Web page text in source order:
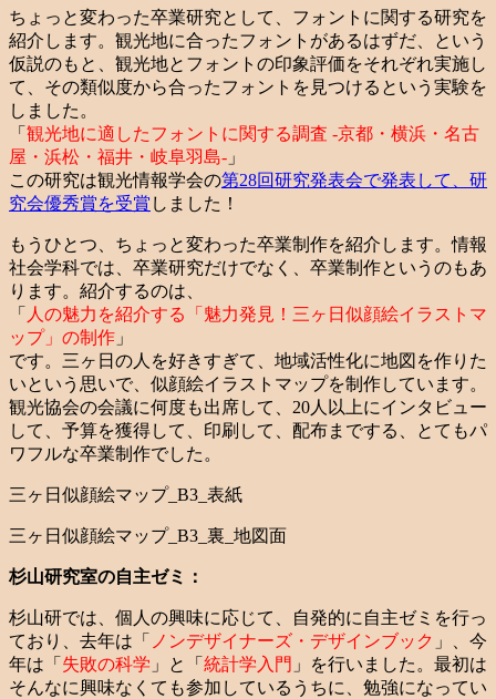
ちょっと変わった卒業研究として、フォントに関する研究を
紹介します。観光地に合ったフォントがあるはずだ、という
仮説のもと、観光地とフォントの印象評価をそれぞれ実施し
て、その類似度から合ったフォントを見つけるという実験を
しました。
「 観光地に適したフォントに関する調査 -京都・横浜・名古
屋・浜松・福井・岐阜羽島- 」
この研究は観光情報学会の第28回研究発表会で発表して、研
究会優秀賞を受賞 しました！
もうひとつ、ちょっと変わった卒業制作を紹介します。情報
社会学科では、卒業研究だけでなく、卒業制作というのもあ
ります。紹介するのは、
「 人の魅力を紹介する「魅力発見！三ヶ日似顔絵イラストマ
ップ」の制作 」
です。三ヶ日の人を好きすぎて、地域活性化に地図を作りた
いという思いで、似顔絵イラストマップを制作しています。
観光協会の会議に何度も出席して、20人以上にインタビュー
して、予算を獲得して、印刷して、配布までする、とてもパ
ワフルな卒業制作でした。
三ヶ日似顔絵マップ_B3_表紙
三ヶ日似顔絵マップ_B3_裏_地図面
杉山研究室の自主ゼミ：
杉山研では、個人の興味に応じて、自発的に自主ゼミを行っ
ており、去年は「 ノンデザイナーズ・デザインブック 」、今
年は「 失敗の科学 」と「 統計学入門 」を行いました。最初は
そんなに興味なくても参加しているうちに、勉強になってい